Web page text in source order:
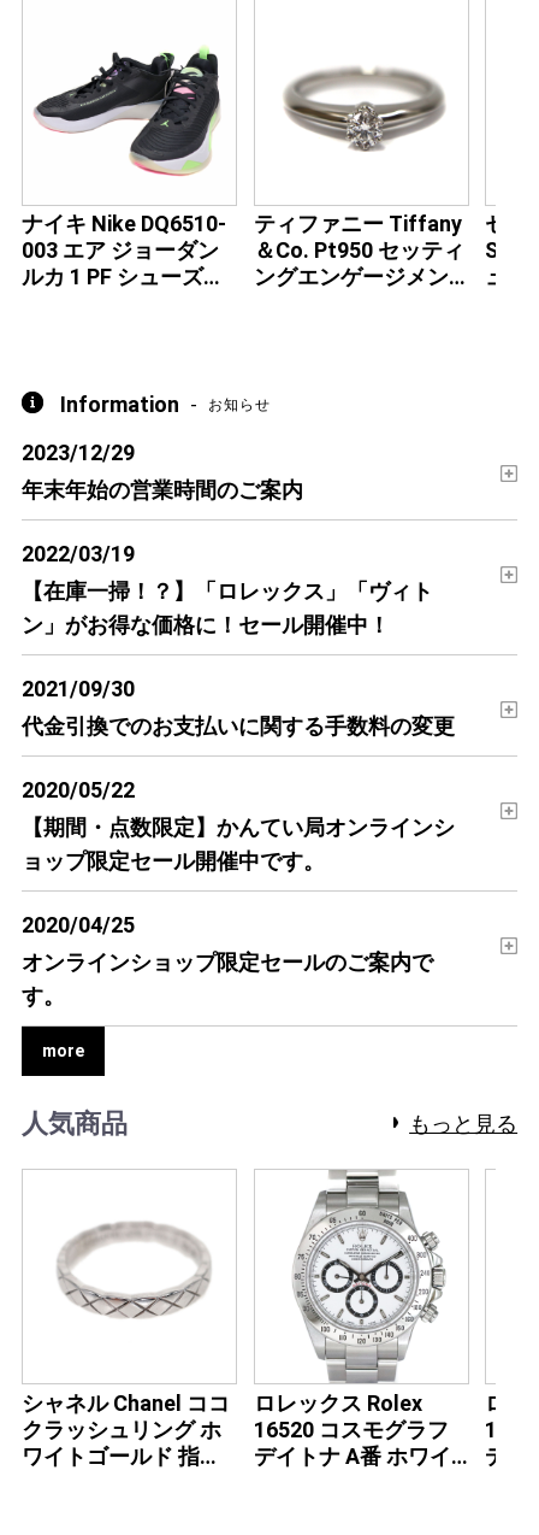
ナイキ Nike DQ6510-
003 エア ジョーダン
ルカ 1 PF シューズ
ティファニー Tiffany
＆Co. Pt950 セッティ
ングエンゲージメン
セイ
ュ 自
Information - お知らせ
2023/12/29
年末年始の営業時間のご案内
2022/03/19
【在庫一掃！？】「ロレックス」「ヴィト
ン」がお得な価格に！セール開催中！
2021/09/30
代金引換でのお支払いに関する手数料の変更
2020/05/22
【期間・点数限定】かんてい局オンラインシ
ョップ限定セール開催中です。
2020/04/25
オンラインショップ限定セールのご案内で
す。
more
人気商品 もっと見る
シャネル Chanel ココ
クラッシュリング ホ
ワイトゴールド 指輪
ロレックス Rolex
16520 コスモグラフ
デイトナ A番 ホワイ
ロレ
デイ